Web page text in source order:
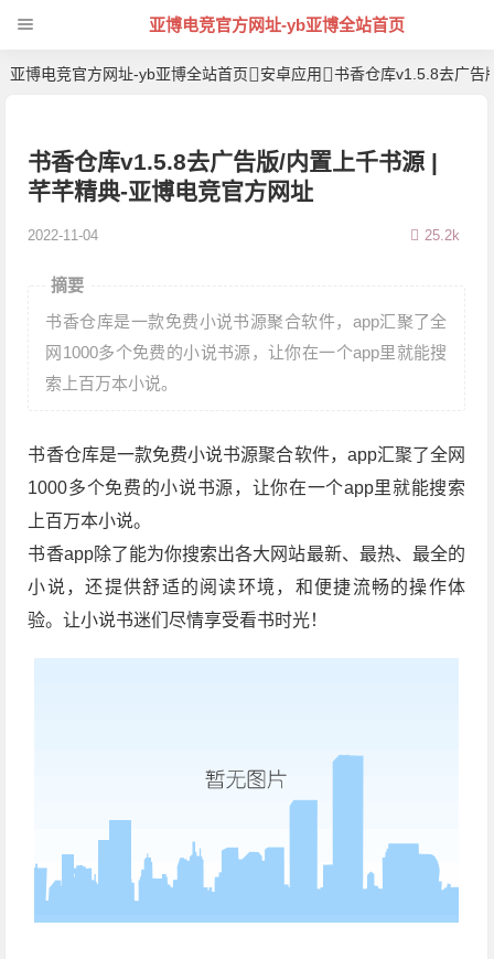
亚博电竞官方网址-yb亚博全站首页
亚博电竞官方网址-yb亚博全站首页 安卓应用 书香仓库v1.5.8去广告
书香仓库v1.5.8去广告版/内置上千书源 |
芊芊精典-亚博电竞官方网址
2022-11-04 25.2k
摘要
书香仓库是一款免费小说书源聚合软件，app汇聚了全
网1000多个免费的小说书源，让你在一个app里就能搜
索上百万本小说。
书香仓库是一款免费小说书源聚合软件，app汇聚了全网
1000多个免费的小说书源，让你在一个app里就能搜索
上百万本小说。
书香app除了能为你搜索出各大网站最新、最热、最全的
小说，还提供舒适的阅读环境，和便捷流畅的操作体
验。让小说书迷们尽情享受看书时光！